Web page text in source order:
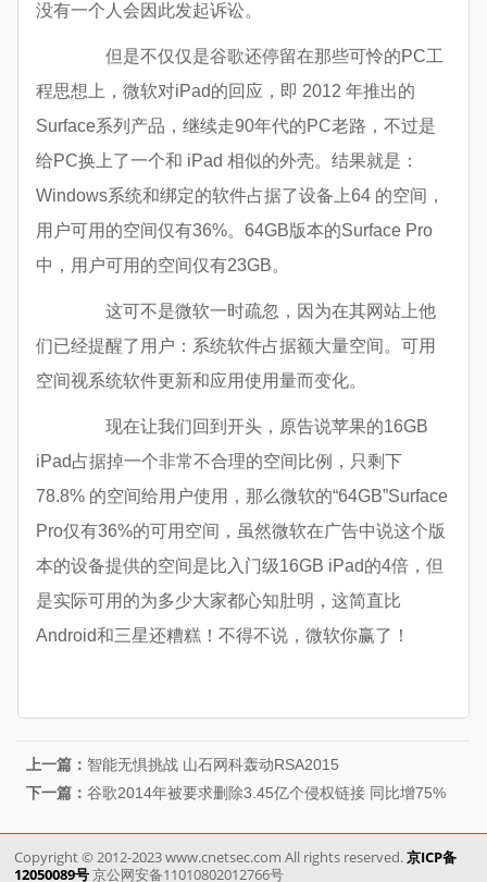
没有一个人会因此发起诉讼。
但是不仅仅是谷歌还停留在那些可怜的PC工
程思想上，微软对iPad的回应，即 2012 年推出的
Surface系列产品，继续走90年代的PC老路，不过是
给PC换上了一个和 iPad 相似的外壳。结果就是：
Windows系统和绑定的软件占据了设备上64 的空间，
用户可用的空间仅有36%。64GB版本的Surface Pro
中，用户可用的空间仅有23GB。
这可不是微软一时疏忽，因为在其网站上他
们已经提醒了用户：系统软件占据额大量空间。可用
空间视系统软件更新和应用使用量而变化。
现在让我们回到开头，原告说苹果的16GB
iPad占据掉一个非常不合理的空间比例，只剩下
78.8% 的空间给用户使用，那么微软的“64GB”Surface
Pro仅有36%的可用空间，虽然微软在广告中说这个版
本的设备提供的空间是比入门级16GB iPad的4倍，但
是实际可用的为多少大家都心知肚明，这简直比
Android和三星还糟糕！不得不说，微软你赢了！
上一篇： 智能无惧挑战 山石网科轰动RSA2015
下一篇：谷歌2014年被要求删除3.45亿个侵权链接 同比增75%
Copyright © 2012-2023 www.cnetsec.com All rights reserved.京ICP备
12050089号京公网安备11010802012766号